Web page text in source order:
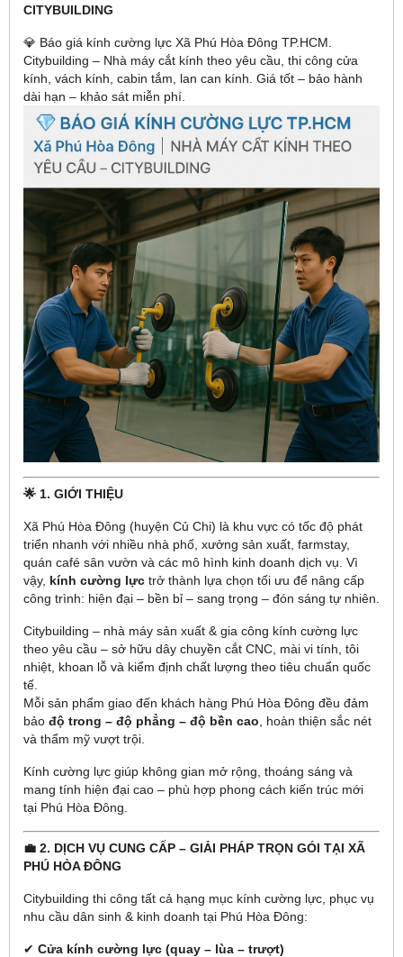
CITYBUILDING
💎 Báo giá kính cường lực Xã Phú Hòa Đông TP.HCM.
Citybuilding – Nhà máy cắt kính theo yêu cầu, thi công cửa
kính, vách kính, cabin tắm, lan can kính. Giá tốt – bảo hành
dài hạn – khảo sát miễn phí.
🌟 1. GIỚI THIỆU
Xã Phú Hòa Đông (huyện Củ Chi) là khu vực có tốc độ phát
triển nhanh với nhiều nhà phố, xưởng sản xuất, farmstay,
quán café sân vườn và các mô hình kinh doanh dịch vụ. Vì
vậy, kính cường lực trở thành lựa chọn tối ưu để nâng cấp
công trình: hiện đại – bền bỉ – sang trọng – đón sáng tự nhiên.
Citybuilding – nhà máy sản xuất & gia công kính cường lực
theo yêu cầu – sở hữu dây chuyền cắt CNC, mài vi tính, tôi
nhiệt, khoan lỗ và kiểm định chất lượng theo tiêu chuẩn quốc
tế.
Mỗi sản phẩm giao đến khách hàng Phú Hòa Đông đều đảm
bảo độ trong – độ phẳng – độ bền cao , hoàn thiện sắc nét
và thẩm mỹ vượt trội.
Kính cường lực giúp không gian mở rộng, thoáng sáng và
mang tính hiện đại cao – phù hợp phong cách kiến trúc mới
tại Phú Hòa Đông.
💼 2. DỊCH VỤ CUNG CẤP – GIẢI PHÁP TRỌN GÓI TẠI XÃ
PHÚ HÒA ĐÔNG
Citybuilding thi công tất cả hạng mục kính cường lực, phục vụ
nhu cầu dân sinh & kinh doanh tại Phú Hòa Đông:
✔ Cửa kính cường lực (quay – lùa – trượt)